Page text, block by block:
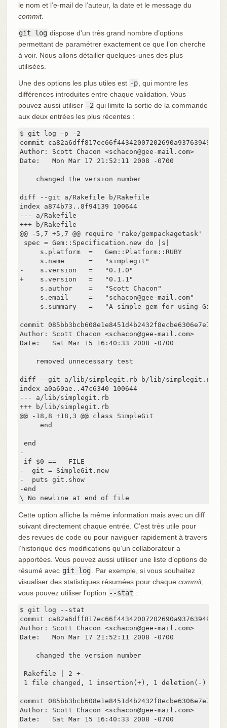
le nom et l’e-mail de l’auteur, la date et le message du
commit.
git log dispose d’un très grand nombre d’options
permettant de paramétrer exactement ce que l’on cherche
à voir. Nous allons détailler quelques-unes des plus
utilisées.
Une des options les plus utiles est -p , qui montre les
différences introduites entre chaque validation. Vous
pouvez aussi utiliser -2 qui limite la sortie de la commande
aux deux entrées les plus récentes :
$ git log -p -2
commit ca82a6dff817ec66f44342007202690a93763949
Author: Scott Chacon <schacon@gee-mail.com>
Date:   Mon Mar 17 21:52:11 2008 -0700
    changed the version number
diff --git a/Rakefile b/Rakefile
index a874b73..8f94139 100644
--- a/Rakefile
+++ b/Rakefile
@@ -5,7 +5,7 @@ require 'rake/gempackagetask'
spec = Gem::Specification.new do |s|
     s.platform  =   Gem::Platform::RUBY
     s.name      =   "simplegit"
-    s.version   =   "0.1.0"
+    s.version   =   "0.1.1"
     s.author    =   "Scott Chacon"
     s.email     =   "schacon@gee-mail.com"
s.summary   =   "A simple gem for using Git
commit 085bb3bcb608e1e8451d4b2432f8ecbe6306e7e7
Author: Scott Chacon <schacon@gee-mail.com>
Date:   Sat Mar 15 16:40:33 2008 -0700
    removed unnecessary test
diff --git a/lib/simplegit.rb b/lib/simplegit.rb
index a0a60ae..47c6340 100644
--- a/lib/simplegit.rb
+++ b/lib/simplegit.rb
@@ -18,8 +18,3 @@ class SimpleGit
     end
end
-
-if $0 == __FILE__
-  git = SimpleGit.new
-  puts git.show
-end
\ No newline at end of file
Cette option affiche la même information mais avec un diff
suivant directement chaque entrée. C’est très utile pour
des revues de code ou pour naviguer rapidement à travers
l’historique des modifications qu’un collaborateur a
apportées. Vous pouvez aussi utiliser une liste d’options de
résumé avec git log . Par exemple, si vous souhaitez
visualiser des statistiques résumées pour chaque commit,
vous pouvez utiliser l’option --stat :
$ git log --stat
commit ca82a6dff817ec66f44342007202690a93763949
Author: Scott Chacon <schacon@gee-mail.com>
Date:   Mon Mar 17 21:52:11 2008 -0700
    changed the version number
Rakefile | 2 +-
1 file changed, 1 insertion(+), 1 deletion(-)
commit 085bb3bcb608e1e8451d4b2432f8ecbe6306e7e7
Author: Scott Chacon <schacon@gee-mail.com>
Date:   Sat Mar 15 16:40:33 2008 -0700